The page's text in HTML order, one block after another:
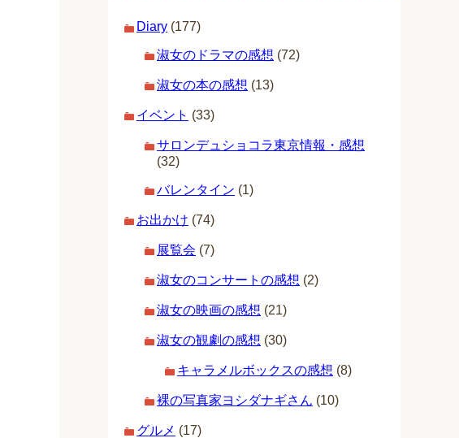
Diary (177)
淑女のドラマの感想 (72)
淑女の本の感想 (13)
イベント (33)
サロンデュショコラ東京情報・感想
(32)
バレンタイン (1)
お出かけ (74)
展覧会 (7)
淑女のコンサートの感想 (2)
淑女の映画の感想 (21)
淑女の観劇の感想 (30)
キャラメルボックスの感想 (8)
裸の写真家ヨシダナギさん (10)
グルメ (17)